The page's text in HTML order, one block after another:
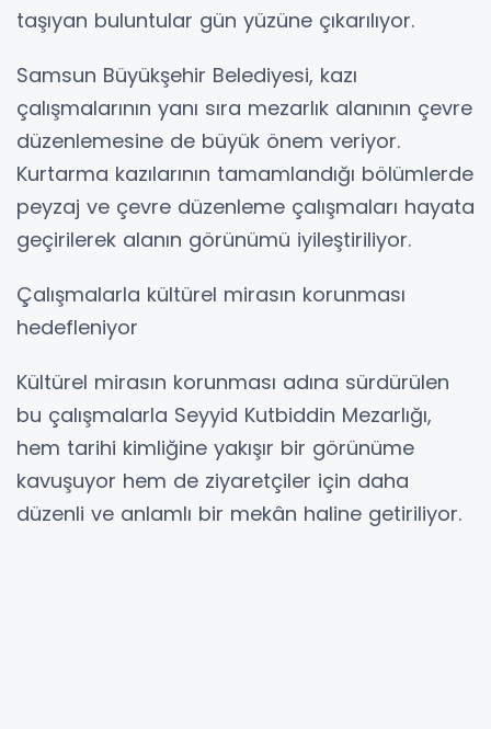
taşıyan buluntular gün yüzüne çıkarılıyor.
Samsun Büyükşehir Belediyesi, kazı
çalışmalarının yanı sıra mezarlık alanının çevre
düzenlemesine de büyük önem veriyor.
Kurtarma kazılarının tamamlandığı bölümlerde
peyzaj ve çevre düzenleme çalışmaları hayata
geçirilerek alanın görünümü iyileştiriliyor.
Çalışmalarla kültürel mirasın korunması
hedefleniyor
Kültürel mirasın korunması adına sürdürülen
bu çalışmalarla Seyyid Kutbiddin Mezarlığı,
hem tarihi kimliğine yakışır bir görünüme
kavuşuyor hem de ziyaretçiler için daha
düzenli ve anlamlı bir mekân haline getiriliyor.